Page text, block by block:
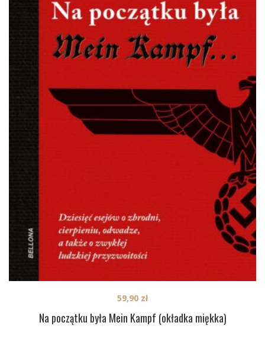
Na początku była Mein Kampf (okładka miękka)
59,90 zł